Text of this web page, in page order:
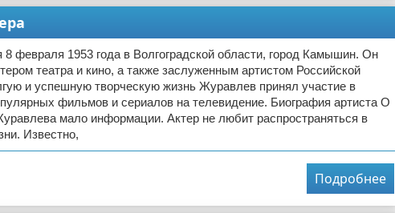
февраля 1953 года в Волгоградской области, город Камышин. Он
театра и кино, а также заслуженным артистом Российской
и успешную творческую жизнь Журавлев принял участие в
фильмов и сериалов на телевидение. Биография артиста О
мало информации. Актер не любит распространяться в
Известно,
Подробнее